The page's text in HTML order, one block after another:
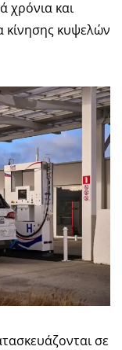
χρόνια και
κίνησης κυψελών
σε